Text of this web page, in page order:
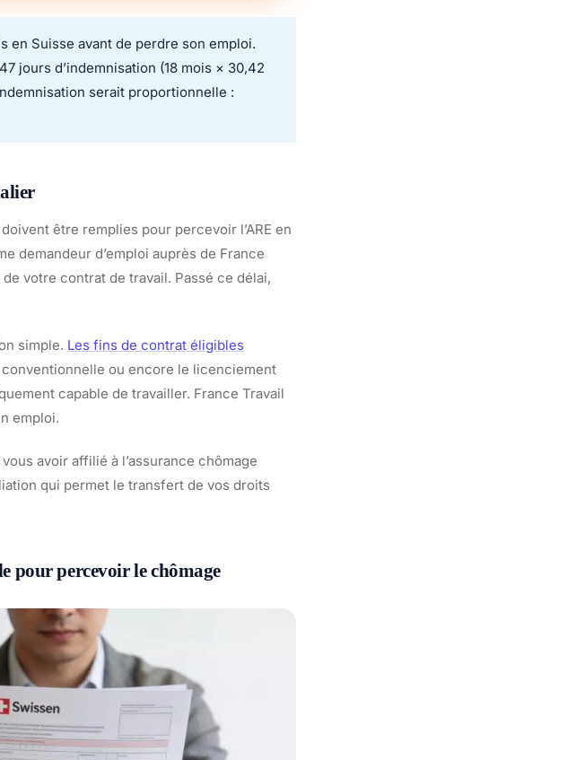
en Suisse avant de perdre son emploi.
jours d’indemnisation (18 mois × 30,42
serait proportionnelle :
être remplies pour percevoir l’ARE en
demandeur d’emploi auprès de France
votre contrat de travail. Passé ce délai,
simple. Les fins de contrat éligibles
ou encore le licenciement
capable de travailler. France Travail
emploi.
avoir affilié à l’assurance chômage
qui permet le transfert de vos droits
pour percevoir le chômage